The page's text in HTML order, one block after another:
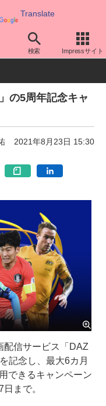
Translate
検索 Impressサイト
画・音楽・ゲーム
の5周年記念キャ
2021年8月23日 15:30
信サービス「DAZ
記念し、最大6カ月
できるキャンペーン
まで。